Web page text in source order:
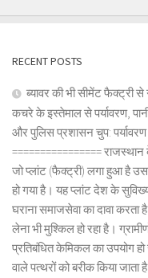
RECENT POSTS
ब्यावर की भी सीमेंट फैक्ट्री
कचरे के इस्तेमाल से पर्यावरण,
और पुलिस प्रशासन चुप:
================
जो प्लांट (फैक्ट्री) लगा हुआ है
हो गया है। यह प्लांट देश के
घराना समाजसेवा का दावा करता
लेना भी मुश्किल हो रहा है।
प्रतिबंधित केमिकल का उपयोग
वाले पत्थरों को बरीक किया